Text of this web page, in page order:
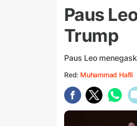
Paus
Trump
Paus Leo
Red: Muhammad Hafil